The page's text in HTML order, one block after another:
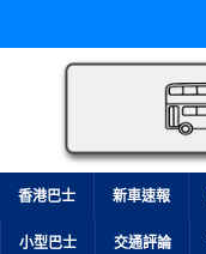
香港巴士 新車速報
小型巴士 交通評論